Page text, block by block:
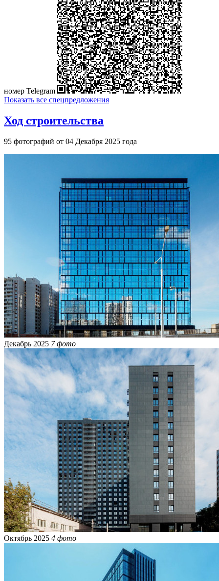
номер Telegram
Показать все спецпредложения
Ход строительства
95 фотографий от 04 Декабря 2025 года
Декабрь 2025 7 фото
Октябрь 2025 4 фото